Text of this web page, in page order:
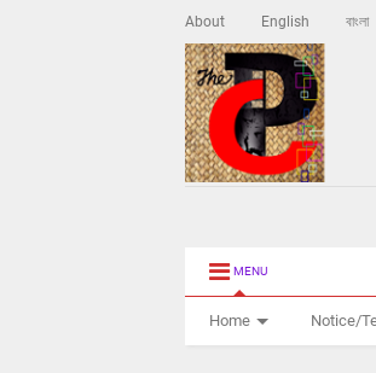
About English বাংলা
MENU
Home Notice/